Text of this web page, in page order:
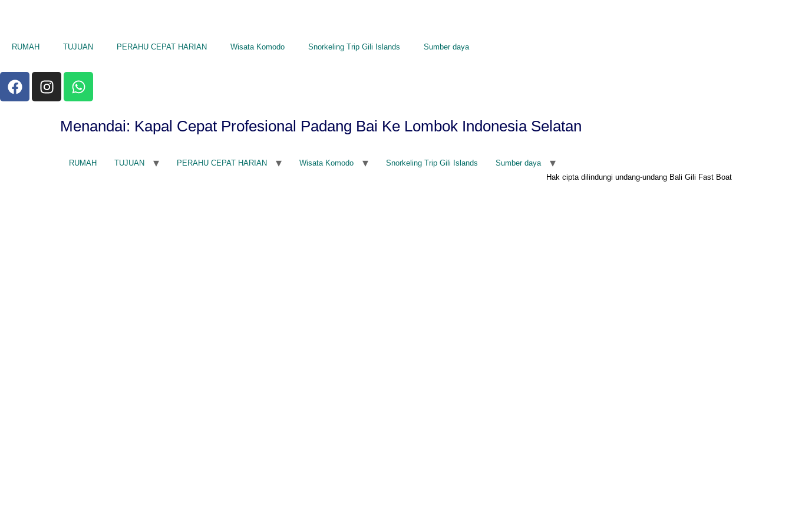
RUMAH TUJUAN PERAHU CEPAT HARIAN Wisata Komodo Snorkeling Trip Gili Islands Sumber daya
Menandai: Kapal Cepat Profesional Padang Bai Ke Lombok Indonesia Selatan
RUMAH TUJUAN PERAHU CEPAT HARIAN Wisata Komodo Snorkeling Trip Gili Islands
Sumber daya
Hak cipta dilindungi undang-undang Bali Gili Fast Boat